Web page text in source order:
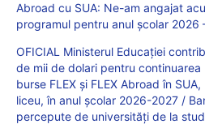
Abroad cu SUA: Ne-am angajat
programul pentru anul școlar 2026
OFICIAL Ministerul Educației
de mii de dolari pentru
burse FLEX și FLEX Abroad în
liceu, în anul școlar 2026-2027 /
percepute de universități de la